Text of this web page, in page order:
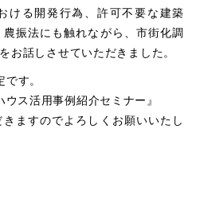
ける開発行為、許可不要な建築
振法にも触れながら、市街化調
お話しさせていただきました。
す。
ス活用事例紹介セミナー』
ますのでよろしくお願いいたし